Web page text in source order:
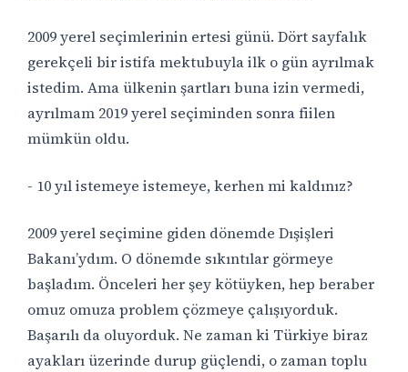
2009 yerel seçimlerinin ertesi günü. Dört sayfalık
gerekçeli bir istifa mektubuyla ilk o gün ayrılmak
istedim. Ama ülkenin şartları buna izin vermedi,
ayrılmam 2019 yerel seçiminden sonra fiilen
mümkün oldu.
- 10 yıl istemeye istemeye, kerhen mi kaldınız?
2009 yerel seçimine giden dönemde Dışişleri
Bakanı’ydım. O dönemde sıkıntılar görmeye
başladım. Önceleri her şey kötüyken, hep beraber
omuz omuza problem çözmeye çalışıyorduk.
Başarılı da oluyorduk. Ne zaman ki Türkiye biraz
ayakları üzerinde durup güçlendi, o zaman toplu